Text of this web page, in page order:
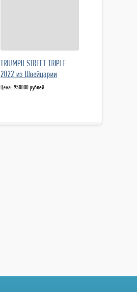
TRIUMPH STREET TRIPLE
2022 из Швейцарии
Цена: 950000 рублей